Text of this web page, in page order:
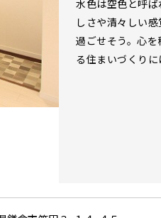
水色は空色と呼
しさや清々しい
過ごせそう。心
る住まいづくり